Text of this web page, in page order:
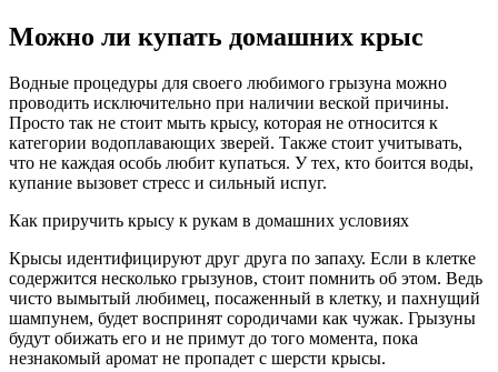
Можно ли купать домашних крыс
Водные процедуры для своего любимого грызуна можно
проводить исключительно при наличии веской причины.
Просто так не стоит мыть крысу, которая не относится к
категории водоплавающих зверей. Также стоит учитывать,
что не каждая особь любит купаться. У тех, кто боится воды,
купание вызовет стресс и сильный испуг.
Как приручить крысу к рукам в домашних условиях
Крысы идентифицируют друг друга по запаху. Если в клетке
содержится несколько грызунов, стоит помнить об этом. Ведь
чисто вымытый любимец, посаженный в клетку, и пахнущий
шампунем, будет воспринят сородичами как чужак. Грызуны
будут обижать его и не примут до того момента, пока
незнакомый аромат не пропадет с шерсти крысы.